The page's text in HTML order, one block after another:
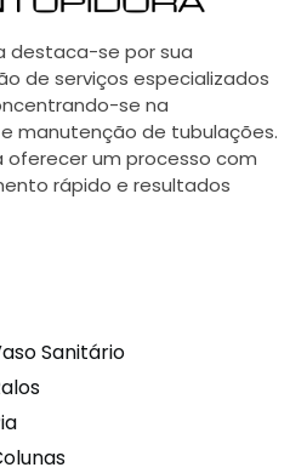
destaca-se por sua
de serviços especializados
se na
manutenção de tubulações.
um processo com
rápido e resultados
Sanitário